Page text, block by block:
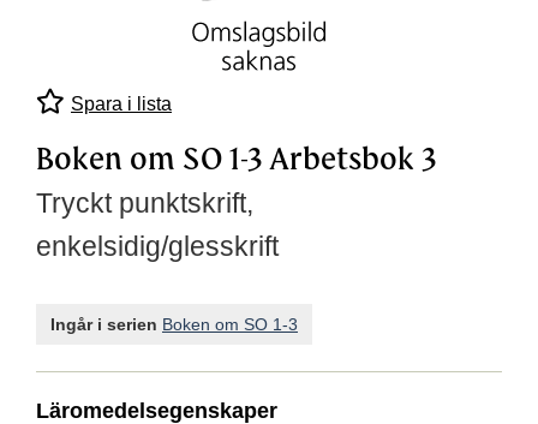
Spara i lista
Boken om SO 1-3 Arbetsbok 3
Tryckt punktskrift,
enkelsidig/glesskrift
Ingår i serien Boken om SO 1-3
Läromedelsegenskaper